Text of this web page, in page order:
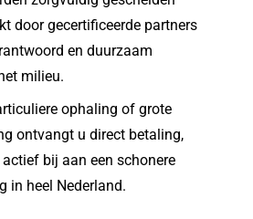
door gecertificeerde partners
en duurzaam
milieu.
ophaling of grote
ontvangt u direct betaling,
bij aan een schonere
in heel Nederland.